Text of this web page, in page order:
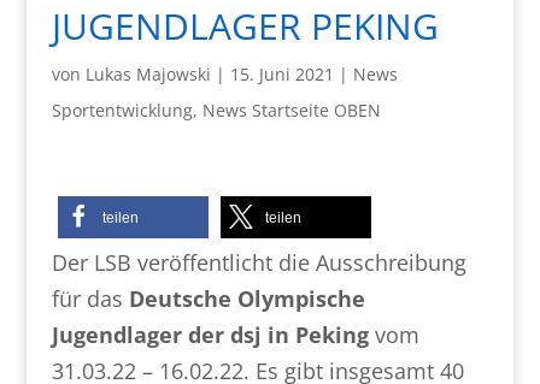
JUGENDLAGER PEKING
von Lukas Majowski | 15. Juni 2021 | News
Sportentwicklung, News Startseite OBEN
teilen teilen
Der LSB veröffentlicht die Ausschreibung
für das Deutsche Olympische
Jugendlager der dsj in Pekingvom
31.03.22 – 16.02.22. Es gibt insgesamt 40